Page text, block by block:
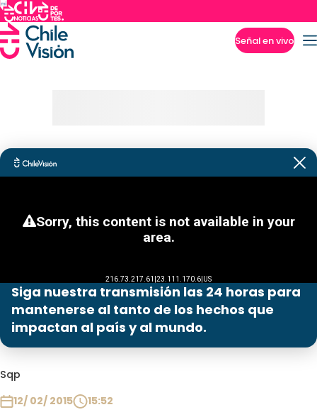
Señal en vivo
Siga nuestra transmisión las 24 horas para
mantenerse al tanto de los hechos que
impactan al país y al mundo.
Sqp
12/ 02/ 2015
15:52
Programas
Plan Perfecto